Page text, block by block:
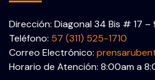
Dirección: Diagonal 34 Bis # 17 –
Teléfono: 57 (311) 525-1710
Correo Electrónico:
Horario de Atención: 8:00am a